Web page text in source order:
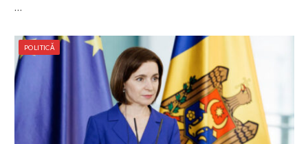
…
POLITICĂ